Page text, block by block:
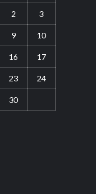
2 3
9 10
16 17
23 24
30